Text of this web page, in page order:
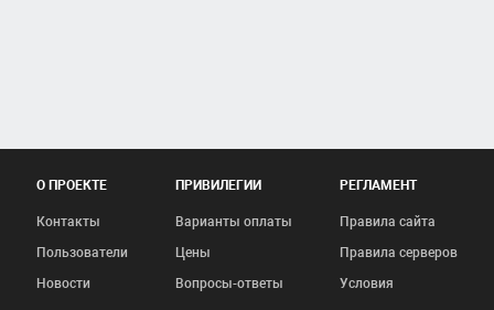
О ПРОЕКТЕ
Контакты
Пользователи
Новости
ПРИВИЛЕГИИ
Варианты оплаты
Цены
Вопросы-ответы
РЕГЛАМЕНТ
Правила сайта
Правила серверов
Условия